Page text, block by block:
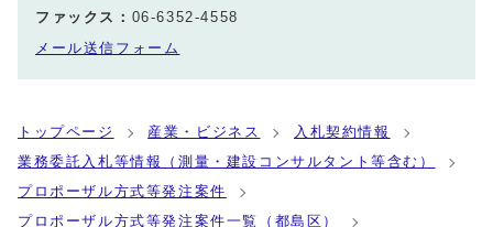
ファックス： 06‐6352‐4558
メール送信フォーム
トップページ 産業・ビジネス
入札契約情報
業務委託入札等情報（測量・建設コンサルタント等含む）
プロポーザル方式等発注案件
プロポーザル方式等発注案件一覧（都島区）